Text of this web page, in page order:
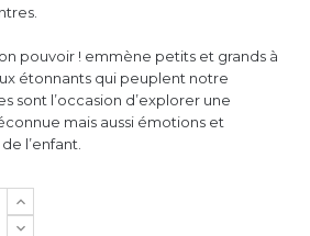
pouvoir ! emmène petits et grands à
étonnants qui peuplent notre
sont l’occasion d’explorer une
mais aussi émotions et
l’enfant.